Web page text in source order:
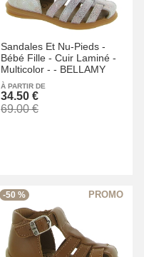
Sandales Et Nu-Pieds -
Bébé Fille - Cuir Laminé -
Multicolor - - BELLAMY
À PARTIR DE
34.50 €
69.00 €
-50 %